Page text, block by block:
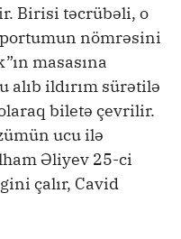
Birisi təcrübəli, o
nömrəsini
masasına
alıb ildırım sürətilə
biletə çevrilir.
ucu ilə
Əliyev 25-ci
çalır, Cavid